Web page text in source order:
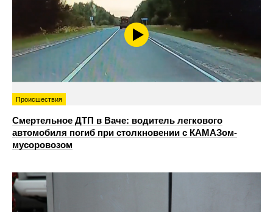
Происшествия
Смертельное ДТП в Ваче: водитель легкового
автомобиля погиб при столкновении с КАМАЗом-
мусоровозом